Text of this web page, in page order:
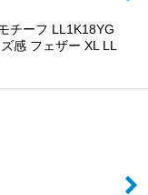
チーフ LL1K18YG
感 フェザー XL LL